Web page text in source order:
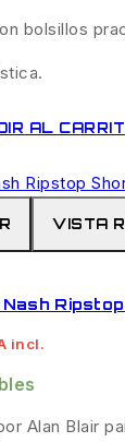
bolsillos
AL
VISTA
incl.
Alan Blair